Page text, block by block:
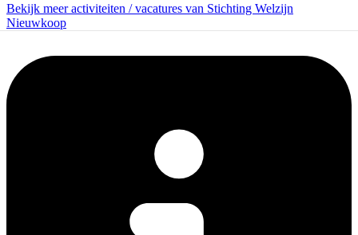
Bekijk meer activiteiten / vacatures van Stichting Welzijn
Nieuwkoop